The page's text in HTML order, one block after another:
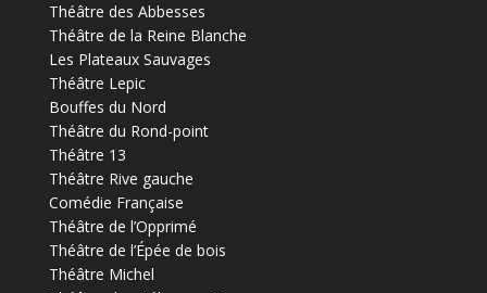
Théâtre des Abbesses
Théâtre de la Reine Blanche
Les Plateaux Sauvages
Théâtre Lepic
Bouffes du Nord
Théâtre du Rond-point
Théâtre 13
Théâtre Rive gauche
Comédie Française
Théâtre de l’Opprimé
Théâtre de l’Épée de bois
Théâtre Michel